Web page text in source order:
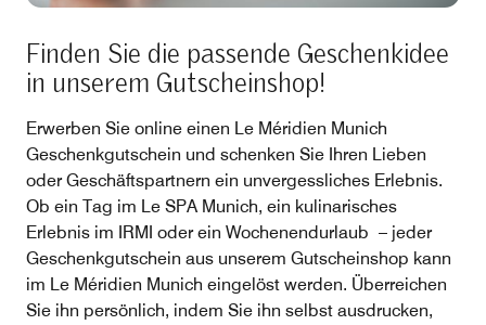
Finden Sie die passende Geschenkidee
in unserem Gutscheinshop!
Erwerben Sie online einen Le Méridien Munich
Geschenkgutschein und schenken Sie Ihren Lieben
oder Geschäftspartnern ein unvergessliches Erlebnis.
Ob ein Tag im Le SPA Munich, ein kulinarisches
Erlebnis im IRMI oder ein Wochenendurlaub – jeder
Geschenkgutschein aus unserem Gutscheinshop kann
im Le Méridien Munich eingelöst werden. Überreichen
Sie ihn persönlich, indem Sie ihn selbst ausdrucken,